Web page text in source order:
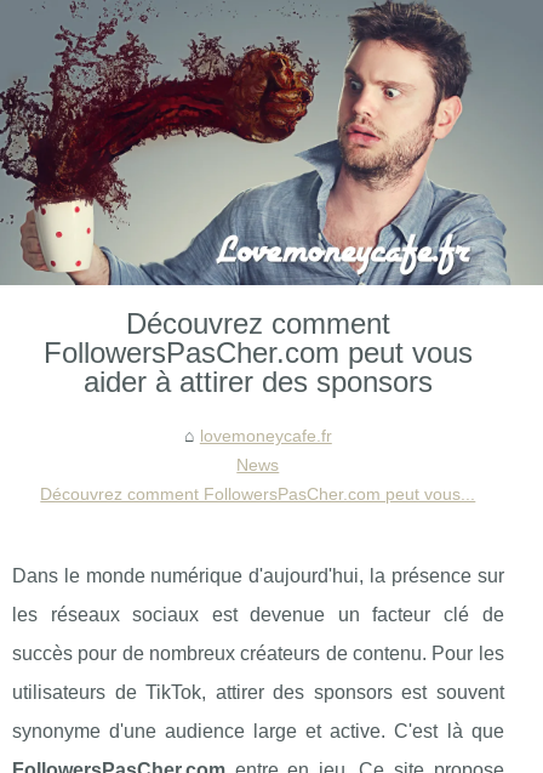
Découvrez comment
FollowersPasCher.com peut vous
aider à attirer des sponsors
lovemoneycafe.fr
News
Découvrez comment FollowersPasCher.com peut vous...
Dans le monde numérique d'aujourd'hui, la présence sur
les réseaux sociaux est devenue un facteur clé de
succès pour de nombreux créateurs de contenu. Pour les
utilisateurs de TikTok, attirer des sponsors est souvent
synonyme d'une audience large et active. C'est là que